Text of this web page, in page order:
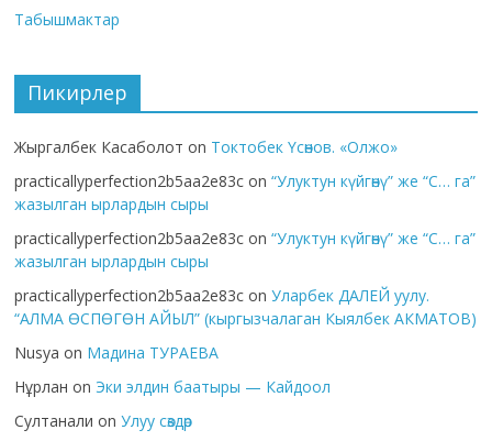
Табышмактар
Пикирлер
Жыргалбек Касаболот on Токтобек Үсөнов. «Олжо»
practicallyperfection2b5aa2e83c on“Улуктун күйгөнү” же “С… га”
жазылган ырлардын сыры
practicallyperfection2b5aa2e83c on“Улуктун күйгөнү” же “С… га”
жазылган ырлардын сыры
practicallyperfection2b5aa2e83c onУларбек ДАЛЕЙ уулу.
“АЛМА ӨСПӨГӨН АЙЫЛ” (кыргызчалаган Кыялбек АКМАТОВ)
Nusya on Мадина ТУРАЕВА
Нұрлан on Эки элдин баатыры — Кайдоол
Султанали onУлуу сөздөр